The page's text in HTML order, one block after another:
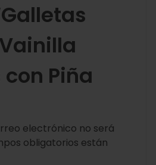
Piña
electrónico no será
obligatorios están